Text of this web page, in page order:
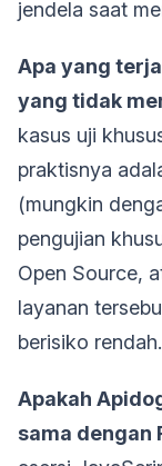
jendela saat
Apa yang
yang tidak
kasus uji
praktisnya
(mungkin
pengujian
Open Source,
layanan
berisiko rendah.
Apakah
sama dengan